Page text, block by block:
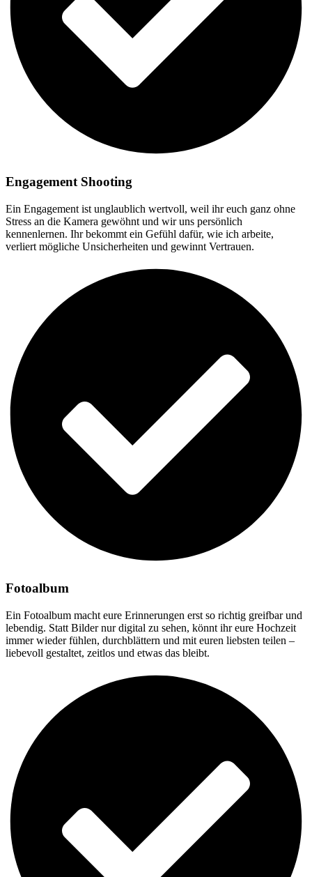
Engagement Shooting
Ein Engagement ist unglaublich wertvoll, weil ihr euch ganz ohne
Stress an die Kamera gewöhnt und wir uns persönlich
kennenlernen. Ihr bekommt ein Gefühl dafür, wie ich arbeite,
verliert mögliche Unsicherheiten und gewinnt Vertrauen.
Fotoalbum
Ein Fotoalbum macht eure Erinnerungen erst so richtig greifbar und
lebendig. Statt Bilder nur digital zu sehen, könnt ihr eure Hochzeit
immer wieder fühlen, durchblättern und mit euren liebsten teilen –
liebevoll gestaltet, zeitlos und etwas das bleibt.